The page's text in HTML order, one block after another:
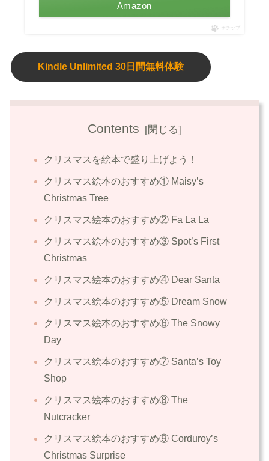
Amazon
ポチップ
Kindle Unlimited 30日間無料体験
Contents
クリスマスを絵本で盛り上げよう！
クリスマス絵本のおすすめ① Maisy’s
Christmas Tree
クリスマス絵本のおすすめ② Fa La La
クリスマス絵本のおすすめ③ Spot’s First
Christmas
クリスマス絵本のおすすめ④ Dear Santa
クリスマス絵本のおすすめ⑤ Dream Snow
クリスマス絵本のおすすめ⑥ The Snowy
Day
クリスマス絵本のおすすめ⑦ Santa’s Toy
Shop
クリスマス絵本のおすすめ⑧ The
Nutcracker
クリスマス絵本のおすすめ⑨ Corduroy’s
Christmas Surprise